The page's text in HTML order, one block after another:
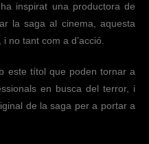
inspirat una productora de
la saga al cinema, aquesta
no tant com a d’acció.
este títol que poden tornar a
en busca del terror, i
de la saga per a portar a